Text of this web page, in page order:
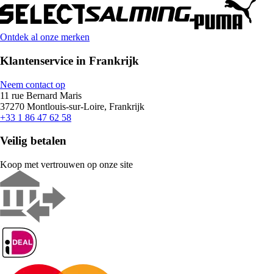
Ontdek al onze merken
Klantenservice in Frankrijk
Neem contact op
11 rue Bernard Maris
37270 Montlouis-sur-Loire, Frankrijk
+33 1 86 47 62 58
Veilig betalen
Koop met vertrouwen op onze site